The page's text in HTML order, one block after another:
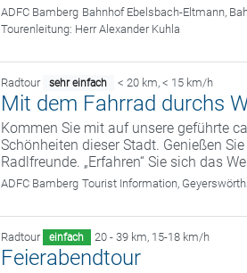
ADFC Bamberg Bahnhof Ebelsbach-Eltmann,
Tourenleitung: Herr Alexander Kuhla
Radtour sehr einfach < 20 km, < 15 km/h
Mit dem Fahrrad durchs
Kommen Sie mit auf unsere geführte
Schönheiten dieser Stadt. Genießen
Radlfreunde. „Erfahren“ Sie sich das
ADFC Bamberg Tourist Information,
Radtour einfach 20 - 39 km, 15-18 km/h
Feierabendtour